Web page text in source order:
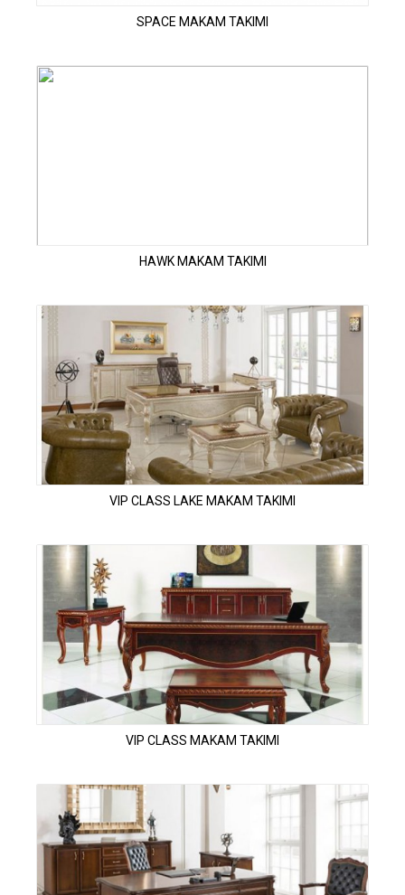
SPACE MAKAM TAKIMI
HAWK MAKAM TAKIMI
VIP CLASS LAKE MAKAM TAKIMI
VIP CLASS MAKAM TAKIMI